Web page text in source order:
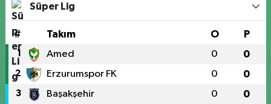
Süper Lig
# Takım O P
1 Amed 0 0
2 Erzurumspor FK 0 0
3 Başakşehir 0 0